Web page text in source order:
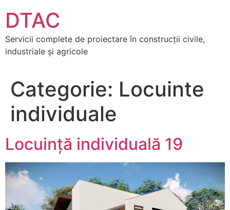
DTAC
Servicii complete de proiectare în construcții civile,
industriale și agricole
Categorie: Locuinte
individuale
Locuință individuală 19